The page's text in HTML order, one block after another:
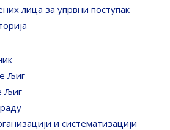
лица за упрвни поступак
Љиг
Љиг
и систематизацији